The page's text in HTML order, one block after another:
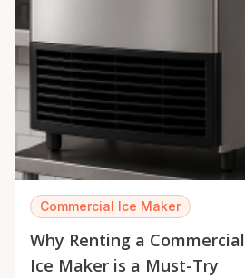
Commercial Ice Maker
Why Renting a Commercial
Ice Maker is a Must-Try